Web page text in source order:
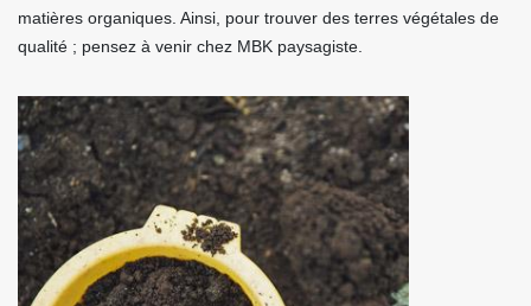
matières organiques. Ainsi, pour trouver des terres végétales de
qualité ; pensez à venir chez MBK paysagiste.